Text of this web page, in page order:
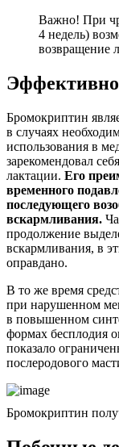
Важно! При
4 недель)
возвращение
Бромокриптин
в случаях
использования в
зарекомендовал
лактации. Его
временного
последующего
вскармливания.
продолжение
вскармливания, в
оправдано.
В то же время
при нарушенном
в повышенном
формах бесплодия
показало
послеродового
Бромокриптин